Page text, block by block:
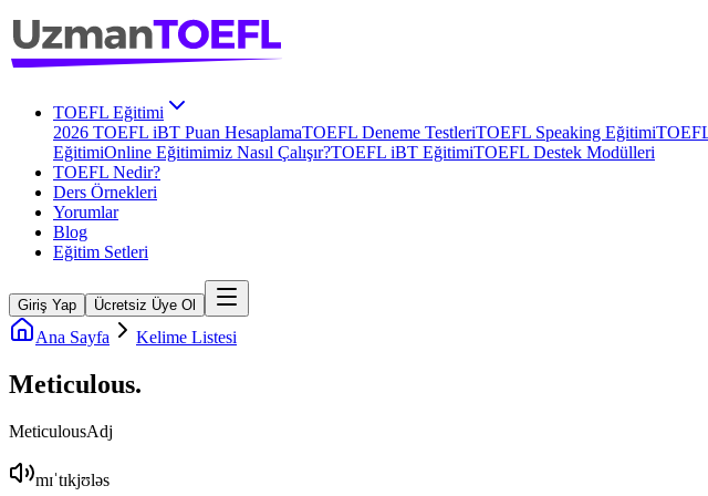
TOEFL Eğitimi
2026 TOEFL iBT Puan HesaplamaTOEFL Deneme TestleriTOEFL Speaking Eğitimi
EğitimiOnline Eğitimimiz Nasıl Çalışır?TOEFL iBT EğitimiTOEFL Destek Modülleri
TOEFL Nedir?
Ders Örnekleri
Yorumlar
Blog
Eğitim Setleri
Giriş Yap Ücretsiz Üye Ol
Ana Sayfa Kelime Listesi
Meticulous.
MeticulousAdj
mɪˈtɪkjʊləs